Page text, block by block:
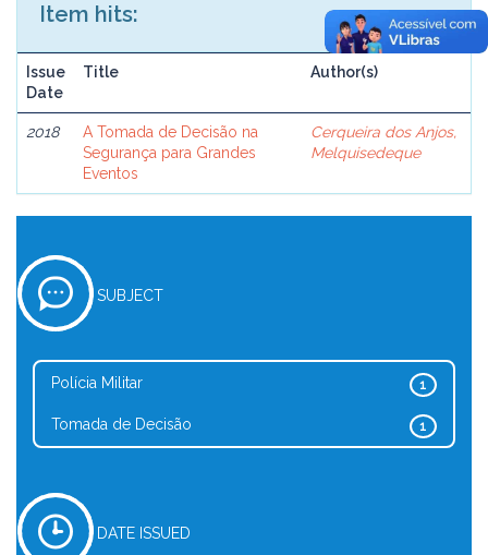
Item hits:
Issue
Date
Title Author(s)
2018
A Tomada de Decisão na
Segurança para Grandes
Eventos
Cerqueira dos Anjos,
Melquisedeque
SUBJECT
1
Polícia Militar
1
Tomada de Decisão
DATE ISSUED